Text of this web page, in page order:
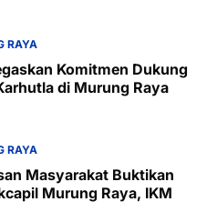
RAYA
Komitmen Dukung
di Murung Raya
RAYA
Masyarakat Buktikan
Murung Raya, IKM